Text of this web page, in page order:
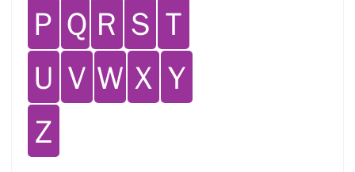
Ｐ Ｑ Ｒ Ｓ Ｔ
Ｕ Ｖ Ｗ Ｘ Ｙ
Ｚ